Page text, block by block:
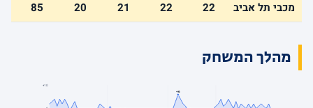
מכבי תל אביב
22
22
21
20
85
מהלך המשחק
+10
+6